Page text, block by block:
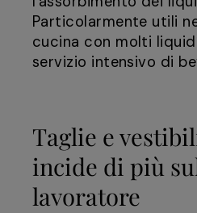
Particolarmente utili
cucina con molti
servizio intensivo di
Taglie e
incide di più
lavoratore